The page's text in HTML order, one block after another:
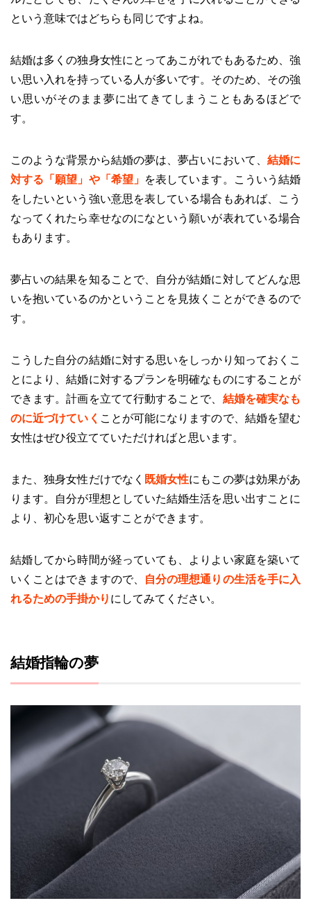
という意味ではどちらも同じですよね。
結婚は多くの独身女性にとってあこがれでもあるため、強
い思い入れを持っている人が多いです。そのため、その強
い思いがそのまま夢に出てきてしまうこともあるほどで
す。
このような背景から結婚の夢は、夢占いにおいて、 結婚に
対する「願望」や「希望」 を表しています。こういう結婚
をしたいという強い意思を表している場合もあれば、こう
なってくれたら幸せなのになという願いが表れている場合
もあります。
夢占いの結果を知ることで、自分が結婚に対してどんな思
いを抱いているのかということを見抜くことができるので
す。
こうした自分の結婚に対する思いをしっかり知っておくこ
とにより、結婚に対するプランを明確なものにすることが
できます。計画を立てて行動することで、 結婚を確実なも
のに近づけていく ことが可能になりますので、結婚を望む
女性はぜひ役立てていただければと思います。
また、独身女性だけでなく 既婚女性にもこの夢は効果があ
ります。自分が理想としていた結婚生活を思い出すことに
より、初心を思い返すことができます。
結婚してから時間が経っていても、よりよい家庭を築いて
いくことはできますので、
自分の理想通りの生活を手に入
れるための手掛かり にしてみてください。
結婚指輪の夢